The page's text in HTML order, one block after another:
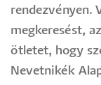
rendezvényen.
megkeresést,
ötletet, hogy
Nevetnikék